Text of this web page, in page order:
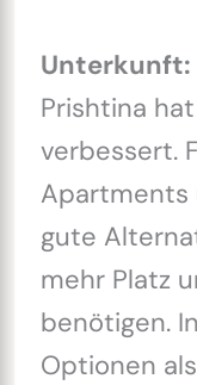
Unterkunft:
Prishtina
verbessert.
Apartments
gute
mehr Platz
benötigen.
Optionen